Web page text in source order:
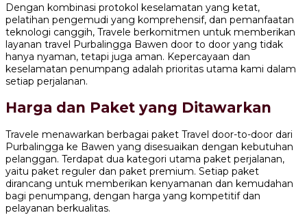
Dengan kombinasi protokol keselamatan yang ketat,
pelatihan pengemudi yang komprehensif, dan pemanfaatan
teknologi canggih, Travele berkomitmen untuk memberikan
layanan travel Purbalingga Bawen door to door yang tidak
hanya nyaman, tetapi juga aman. Kepercayaan dan
keselamatan penumpang adalah prioritas utama kami dalam
setiap perjalanan.
Harga dan Paket yang Ditawarkan
Travele menawarkan berbagai paket Travel door-to-door dari
Purbalingga ke Bawen yang disesuaikan dengan kebutuhan
pelanggan. Terdapat dua kategori utama paket perjalanan,
yaitu paket reguler dan paket premium. Setiap paket
dirancang untuk memberikan kenyamanan dan kemudahan
bagi penumpang, dengan harga yang kompetitif dan
pelayanan berkualitas.